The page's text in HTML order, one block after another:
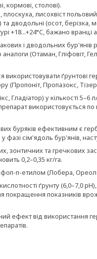
кормові, столові).
лисохвіст
дводольні (осот, берізка,
+18...+24°C, бажано вранці
і дводольних
(Отаман, Гліфовіт,
використовувати ґрунтові
(Пропоніт, Пропазокс,
Гладіатор) у кількості
використовується
буряків ефективним є
сім'ядоль бур'янів,
та гречкових
0,2–0,35 кг/га.
п-етилом (Лобера, Ореол
ґрунту (6,0–7,0 pH),
покращення показників
від використання